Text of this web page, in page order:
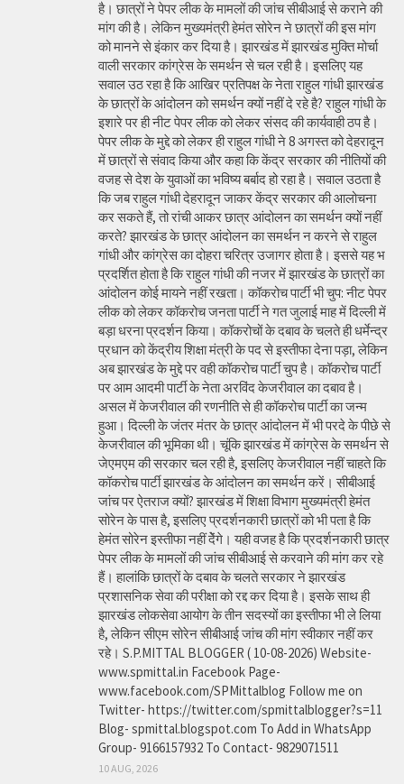
है। छात्रों ने पेपर लीक के मामलों की जांच सीबीआई से कराने की
मांग की है। लेकिन मुख्यमंत्री हेमंत सोरेन ने छात्रों की इस मांग
को मानने से इंकार कर दिया है। झारखंड में झारखंड मुक्ति मोर्चा
वाली सरकार कांग्रेस के समर्थन से चल रही है। इसलिए यह
सवाल उठ रहा है कि आखिर प्रतिपक्ष के नेता राहुल गांधी झारखंड
के छात्रों के आंदोलन को समर्थन क्यों नहीं दे रहे है? राहुल गांधी के
इशारे पर ही नीट पेपर लीक को लेकर संसद की कार्यवाही ठप है।
पेपर लीक के मुद्दे को लेकर ही राहुल गांधी ने 8 अगस्त को देहरादून
में छात्रों से संवाद किया और कहा कि केंद्र सरकार की नीतियों की
वजह से देश के युवाओं का भविष्य बर्बाद हो रहा है। सवाल उठता है
कि जब राहुल गांधी देहरादून जाकर केंद्र सरकार की आलोचना
कर सकते हैं, तो रांची आकर छात्र आंदोलन का समर्थन क्यों नहीं
करते? झारखंड के छात्र आंदोलन का समर्थन न करने से राहुल
गांधी और कांग्रेस का दोहरा चरित्र उजागर होता है। इससे यह भ
प्रदर्शित होता है कि राहुल गांधी की नजर में झारखंड के छात्रों का
आंदोलन कोई मायने नहीं रखता। कॉकरोच पार्टी भी चुप: नीट पेपर
लीक को लेकर कॉकरोच जनता पार्टी ने गत जुलाई माह में दिल्ली में
बड़ा धरना प्रदर्शन किया। कॉकरोचों के दबाव के चलते ही धर्मेन्द्र
प्रधान को केंद्रीय शिक्षा मंत्री के पद से इस्तीफा देना पड़ा, लेकिन
अब झारखंड के मुद्दे पर वही कॉकरोच पार्टी चुप है। कॉकरोच पार्टी
पर आम आदमी पार्टी के नेता अरविंद केजरीवाल का दबाव है।
असल में केजरीवाल की रणनीति से ही कॉकरोच पार्टी का जन्म
हुआ। दिल्ली के जंतर मंतर के छात्र आंदोलन में भी परदे के पीछे से
केजरीवाल की भूमिका थी। चूंकि झारखंड में कांग्रेस के समर्थन से
जेएमएम की सरकार चल रही है, इसलिए केजरीवाल नहीं चाहते कि
कॉकरोच पार्टी झारखंड के आंदोलन का समर्थन करें। सीबीआई
जांच पर ऐतराज क्यों? झारखंड में शिक्षा विभाग मुख्यमंत्री हेमंत
सोरेन के पास है, इसलिए प्रदर्शनकारी छात्रों को भी पता है कि
हेमंत सोरेन इस्तीफा नहीं देेंगे। यही वजह है कि प्रदर्शनकारी छात्र
पेपर लीक के मामलों की जांच सीबीआई से करवाने की मांग कर रहे
हैं। हालांकि छात्रों के दबाव के चलते सरकार ने झारखंड
प्रशासनिक सेवा की परीक्षा को रद्द कर दिया है। इसके साथ ही
झारखंड लोकसेवा आयोग के तीन सदस्यों का इस्तीफा भी ले लिया
है, लेकिन सीएम सोरेन सीबीआई जांच की मांग स्वीकार नहीं कर
रहे। S.P.MITTAL BLOGGER ( 10-08-2026) Website-
www.spmittal.in Facebook Page-
www.facebook.com/SPMittalblog Follow me on
Twitter- https://twitter.com/spmittalblogger?s=11
Blog- spmittal.blogspot.com To Add in WhatsApp
Group- 9166157932 To Contact- 9829071511
10 AUG, 2026